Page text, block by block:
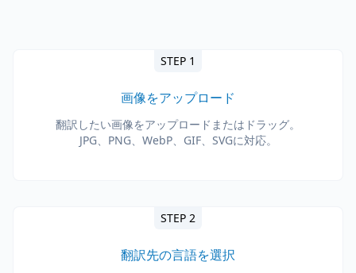
STEP 1
画像をアップロード
翻訳したい画像をアップロードまたはドラッグ。
JPG、PNG、WebP、GIF、SVGに対応。
STEP 2
翻訳先の言語を選択